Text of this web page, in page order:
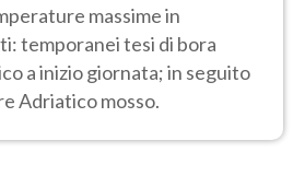
massime in
temporanei tesi di bora
a inizio giornata; in seguito
Adriatico mosso.